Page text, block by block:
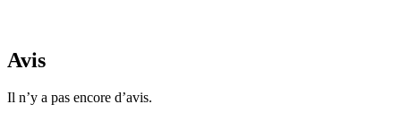
Avis
Il n’y a pas encore d’avis.